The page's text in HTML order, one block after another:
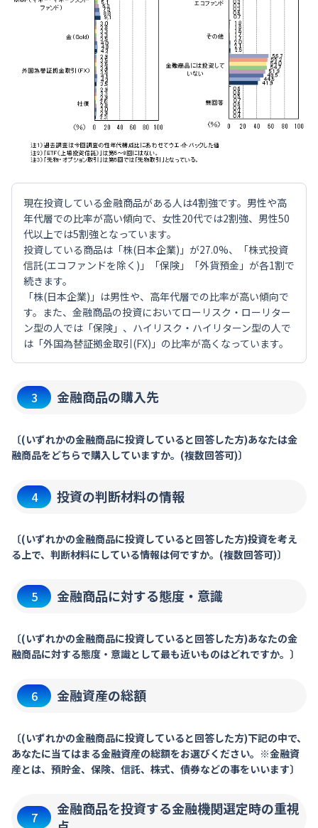
現在投資している金融商品がある人は4割強です。男性や高
年代層での比率が高い傾向で、女性20代では2割強、男性50
代以上では5割強となっています。
投資している商品は「株(日本企業)」が27.0%、「株式投資
信託(エコファンドを除く)」「保険」「外貨預金」が各1割で
続きます。
「株(日本企業)」は男性や、高年代層での比率が高い傾向で
す。また、金融商品の投資においてローリスク・ローリター
ン型の人では「保険」、ハイリスク・ハイリターン型の人で
は「外国為替証拠金取引(FX)」の比率が高くなっています。
3 金融商品の購入先
〔(いずれかの金融商品に投資していると回答した方)あなたは金
融商品をどちらで購入していますか。(複数回答可)〕
4 投資の判断材料の情報
〔(いずれかの金融商品に投資していると回答した方)投資を考え
る上で、判断材料にしている情報は何ですか。(複数回答可)〕
5 金融商品に対する態度・意識
〔(いずれかの金融商品に投資していると回答した方)あなたの金
融商品に対する態度・意識として最も近いものはどれですか。〕
6 金融資産の総額
〔(いずれかの金融商品に投資していると回答した方)下記の中で、
あなたに当てはまる金融資産の総額をお選びください。※金融資
産とは、預貯金、保険、信託、株式、債券などの事をいいます〕
7
金融商品を投資する金融機関選定時の重視